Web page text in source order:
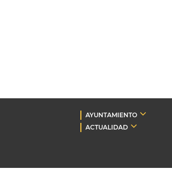
AYUNTAMIENTO
ACTUALIDAD